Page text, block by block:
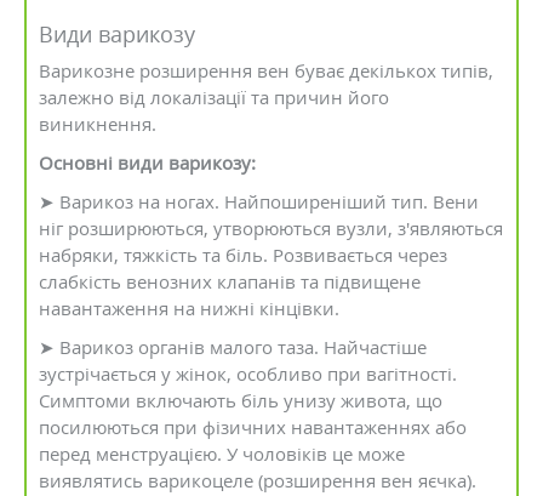
Види варикозу
Варикозне розширення вен буває декількох типів,
залежно від локалізації та причин його
виникнення.
Основні види варикозу:
➤ Варикоз на ногах. Найпоширеніший тип. Вени
ніг розширюються, утворюються вузли, з'являються
набряки, тяжкість та біль. Розвивається через
слабкість венозних клапанів та підвищене
навантаження на нижні кінцівки.
➤ Варикоз органів малого таза. Найчастіше
зустрічається у жінок, особливо при вагітності.
Симптоми включають біль унизу живота, що
посилюються при фізичних навантаженнях або
перед менструацією. У чоловіків це може
виявлятись варикоцеле (розширення вен яєчка).